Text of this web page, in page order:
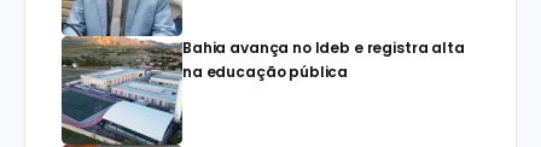
Bahia avança no Ideb e registra alta
na educação pública